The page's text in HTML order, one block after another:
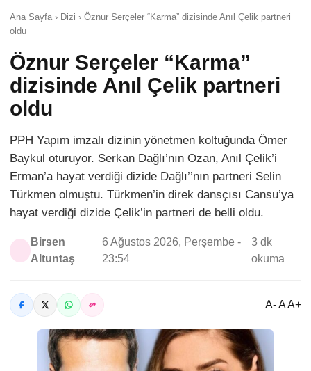
Ana Sayfa › Dizi › Öznur Serçeler “Karma” dizisinde Anıl Çelik partneri
oldu
Öznur Serçeler “Karma”
dizisinde Anıl Çelik partneri
oldu
PPH Yapım imzalı dizinin yönetmen koltuğunda Ömer
Baykul oturuyor. Serkan Dağlı’nın Ozan, Anıl Çelik’i
Erman’a hayat verdiği dizide Dağlı’’nın partneri Selin
Türkmen olmuştu. Türkmen’in direk dansçısı Cansu’ya
hayat verdiği dizide Çelik’in partneri de belli oldu.
Birsen
Altuntaş
6 Ağustos 2026, Perşembe -
23:54
3 dk
okuma
A- A A+